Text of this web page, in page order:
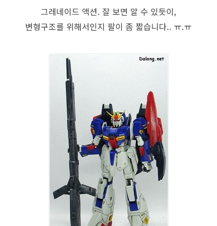
그레네이드 액션. 잘 보면 알 수 있듯이,
변형구조를 위해서인지 팔이 좀 짧습니다.. ㅠ.ㅠ